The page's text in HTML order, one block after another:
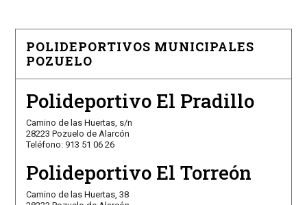
POLIDEPORTIVOS MUNICIPALES
POZUELO
Polideportivo El Pradillo
Camino de las Huertas, s/n
28223 Pozuelo de Alarcón
Teléfono: 913 51 06 26
Polideportivo El Torreón
Camino de las Huertas, 38